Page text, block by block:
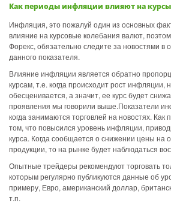
Как периоды инфляции влияют на
Инфляция, это пожалуй один из основных
влияние на курсовые колебания валют,
Форекс, обязательно следите за новостями в
данного показателя.
Влияние инфляции является обратно
курсам, т.е. когда происходит рост инфляции,
обесценивается, а значит, ее курс будет
проявления мы говорили выше.Показатели
когда занимаются торговлей на новостях.
том, что повысился уровень инфляции,
курса. Когда сообщается о снижении цены на
продукции, то на рынке будет наблюдаться
Опытные трейдеры рекомендуют торговать
которым регулярно публикуются данные об
примеру, Евро, американский доллар,
т.п.